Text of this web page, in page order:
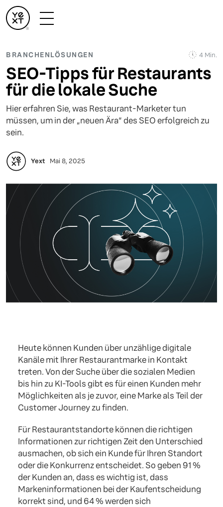
BRANCHENLÖSUNGEN 4 Min.
SEO-Tipps für Restaurants
für die lokale Suche
Hier erfahren Sie, was Restaurant-Marketer tun
müssen, um in der „neuen Ära“ des SEO erfolgreich zu
sein.
Yext Mai 8, 2025
Heute können Kunden über unzählige digitale
Kanäle mit Ihrer Restaurantmarke in Kontakt
treten. Von der Suche über die sozialen Medien
bis hin zu KI-Tools gibt es für einen Kunden mehr
Möglichkeiten als je zuvor, eine Marke als Teil der
Customer Journey zu finden.
Für Restaurantstandorte können die richtigen
Informationen zur richtigen Zeit den Unterschied
ausmachen, ob sich ein Kunde für Ihren Standort
oder die Konkurrenz entscheidet. So geben 91 %
der Kunden an, dass es wichtig ist, dass
Markeninformationen bei der Kaufentscheidung
korrekt sind, und 64 % werden sich